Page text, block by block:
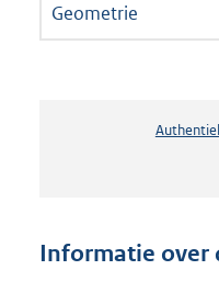
Geometrie
Informatie over